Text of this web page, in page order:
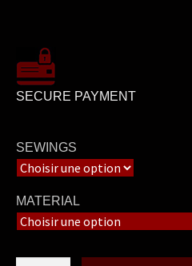
SECURE PAYMENT
SEWINGS
MATERIAL